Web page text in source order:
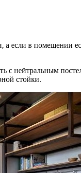
если в помещении
с нейтральным
стойки.